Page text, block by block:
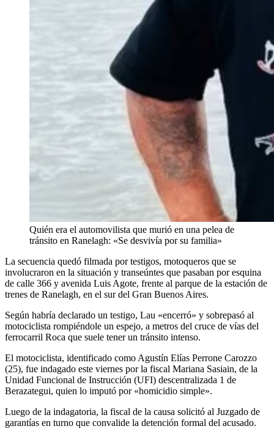
Quién era el automovilista que murió en una pelea de
tránsito en Ranelagh: «Se desvivía por su familia»
La secuencia quedó filmada por testigos, motoqueros que se
involucraron en la situación y transeúntes que pasaban por esquina
de calle 366 y avenida Luis Agote, frente al parque de la estación de
trenes de Ranelagh, en el sur del Gran Buenos Aires.
Según habría declarado un testigo, Lau «encerró» y sobrepasó al
motociclista rompiéndole un espejo, a metros del cruce de vías del
ferrocarril Roca que suele tener un tránsito intenso.
El motociclista, identificado como Agustín Elías Perrone Carozzo
(25), fue indagado este viernes por la fiscal Mariana Sasiain, de la
Unidad Funcional de Instrucción (UFI) descentralizada 1 de
Berazategui, quien lo imputó por «homicidio simple».
Luego de la indagatoria, la fiscal de la causa solicitó al Juzgado de
garantías en turno que convalide la detención formal del acusado.